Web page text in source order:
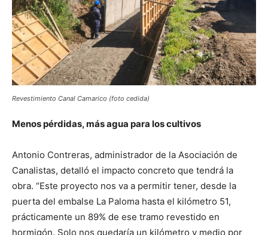
Revestimiento Canal Camarico (foto cedida)
Menos pérdidas, más agua para los cultivos
Antonio Contreras, administrador de la Asociación de
Canalistas, detalló el impacto concreto que tendrá la
obra. “Este proyecto nos va a permitir tener, desde la
puerta del embalse La Paloma hasta el kilómetro 51,
prácticamente un 89% de ese tramo revestido en
hormigón. Solo nos quedaría un kilómetro y medio por